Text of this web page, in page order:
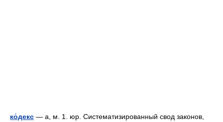
ко́декс — а, м. 1. юр. Систематизированный свод законов,